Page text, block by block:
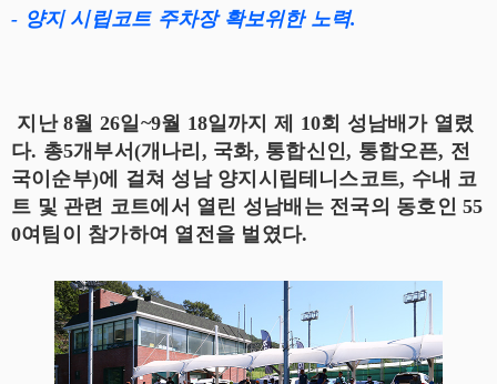
- 양지 시립코트 주차장 확보위한 노력.
지난 8월 26일~9월 18일까지 제 10회 성남배가 열렸
다. 총5개부서(개나리, 국화, 통합신인, 통합오픈, 전
국이순부)에 걸쳐 성남 양지시립테니스코트, 수내 코
트 및 관련 코트에서 열린 성남배는 전국의 동호인 55
0여팀이 참가하여 열전을 벌였다.